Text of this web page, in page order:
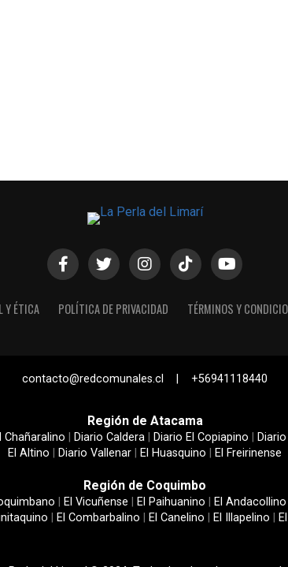
Y ÉTICA POLÍTICA DE PRIVACIDAD TÉRMINOS Y
contacto@redcomunales.cl | +56941118440
Región de Atacama
Chañaralino Diario Caldera Diario El Copiapino
El Altino
Diario Vallenar El Huasquino El Freirinense
Región de Coquimbo
El Vicuñense El Paihuanino El Andacollino
El Combarbalino El Canelino El Illapelino